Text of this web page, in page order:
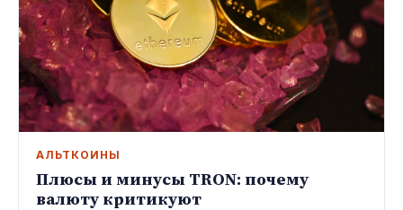
АЛЬТКОИНЫ
Плюсы и минусы TRON: почему
валюту критикуют